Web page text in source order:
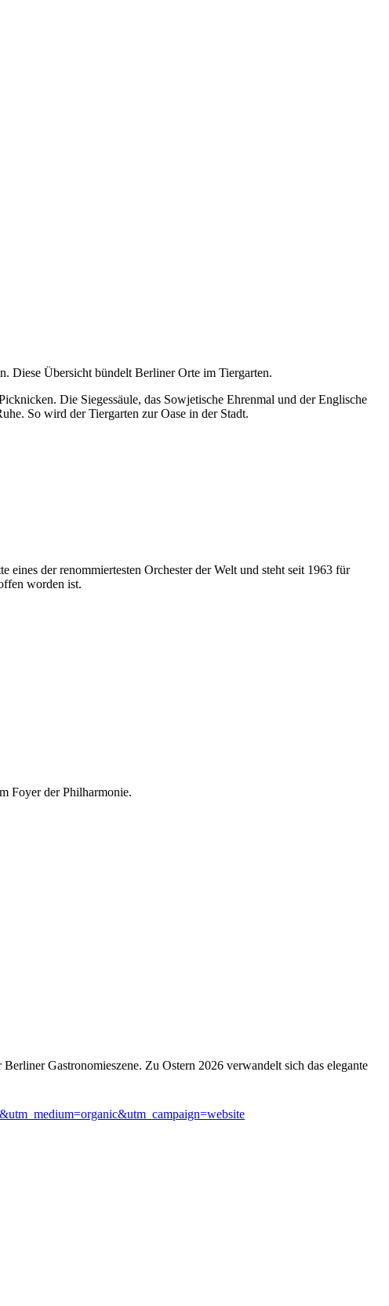
Diese Übersicht bündelt Berliner Orte im Tiergarten.
Die Siegessäule, das Sowjetische Ehrenmal und der Englische
So wird der Tiergarten zur Oase in der Stadt.
der renommiertesten Orchester der Welt und steht seit 1963 für
worden ist.
Foyer der Philharmonie.
Gastronomieszene. Zu Ostern 2026 verwandelt sich das elegante